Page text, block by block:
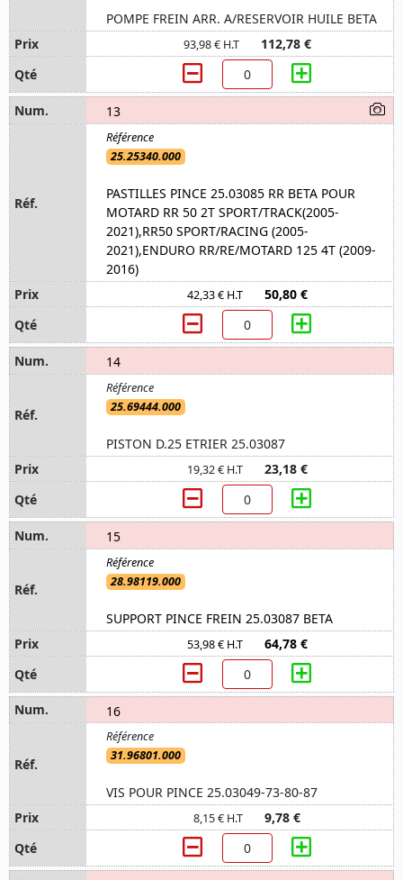
POMPE FREIN ARR. A/RESERVOIR HUILE BETA
93,98 € H.T 112,78 €
13
25.25340.000
PASTILLES PINCE 25.03085 RR BETA POUR
MOTARD RR 50 2T SPORT/TRACK(2005-
2021),RR50 SPORT/RACING (2005-
2021),ENDURO RR/RE/MOTARD 125 4T (2009-
2016)
42,33 € H.T 50,80 €
14
25.69444.000
PISTON D.25 ETRIER 25.03087
19,32 € H.T 23,18 €
15
28.98119.000
SUPPORT PINCE FREIN 25.03087 BETA
53,98 € H.T 64,78 €
16
31.96801.000
VIS POUR PINCE 25.03049-73-80-87
8,15 € H.T 9,78 €